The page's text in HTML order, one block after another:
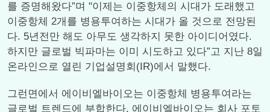
를 증명해왔다”며 "이제는 이중항체의 시대가 도래했고
이중항체 2개를 병용투여하는 시대가 올 것으로 전망된
다. 5년전만 해도 아무도 생각하지 못한 아이디어였다.
하지만 글로벌 빅파마는 이미 시도하고 있다”고 지난 8일
온라인으로 열린 기업설명회(IR)에서 말했다.
그런면에서 에이비엘바이오는 이중항체 병용투여라는
글로벌 트렌드에 부합한다. 에이비엘바이오는 회사 포토